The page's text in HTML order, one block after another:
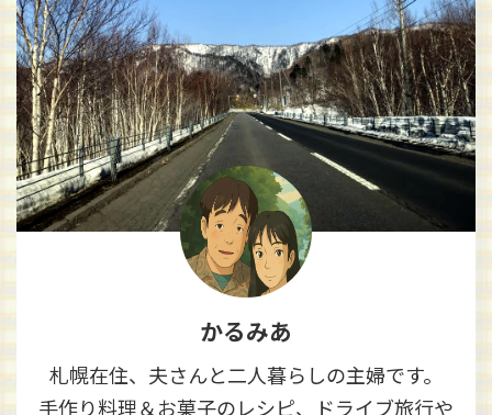
かるみあ
札幌在住、夫さんと二人暮らしの主婦です。
手作り料理＆お菓子のレシピ、ドライブ旅行や